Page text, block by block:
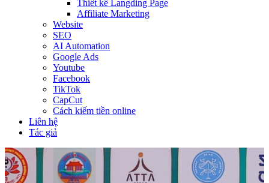
Thiết kế Langding Page
Affiliate Marketing
Website
SEO
AI Automation
Google Ads
Youtube
Facebook
TikTok
CapCut
Cách kiếm tiền online
Liên hệ
Tác giả